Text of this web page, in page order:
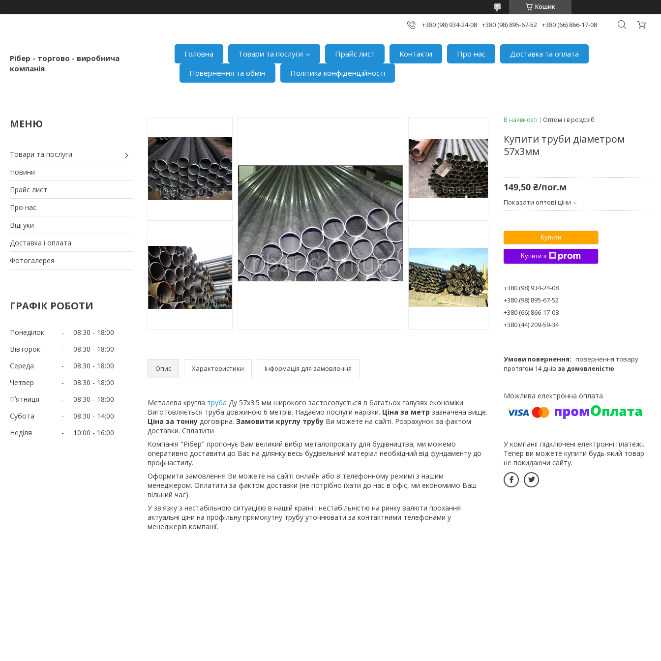
Кошик
+380 (98) 934-24-08 +380 (98) 895-67-52 +380 (66) 866-17-08
Рібер - торгово - виробнича
компанія
Головна Товари та послуги Прайс лист Контакти Про нас
Доставка та оплата
Повернення та обмін
Політика конфіденційності
Товари та послуги
Новини
Прайс лист
Про нас
Відгуки
Доставка і оплата
Фотогалерея
ГРАФІК РОБОТИ
Понеділок 08:30
18:00
Вівторок
08:30
18:00
Середа
08:30
18:00
Четвер
08:30
18:00
Пʼятниця
08:30
18:00
Субота
08:30
14:00
Неділя
10:00 16:00
Опис Характеристики Інформація для замовлення
Металева кругла труба Ду 57х3.5 мм широкого застосовується в багатьох галузях економіки.
Виготовляється труба довжиною 6 метрів. Надаємо послуги нарізки. Ціна за метр зазначена вище.
Ціна за тонну договірна. Замовити круглу трубу Ви можете на сайті. Розрахунок за фактом
доставки. Сплатити
Компанія "Рібер" пропонує Вам великий вибір металопрокату для будівництва, ми можемо
оперативно доставити до Вас на ділянку весь будівельний матеріал необхідний від фундаменту до
профнастилу.
Оформити замовлення Ви можете на сайті онлайн або в телефонному режимі з нашим
менеджером. Оплатити за фактом доставки (не потрібно їхати до нас в офіс, ми економимо Ваш
вільний час).
У зв'язку з нестабільною ситуацією в нашій країні і нестабільністю на ринку валюти прохання
актуальні ціни на профільну прямокутну трубу уточнювати за контактними телефонами у
менеджерів компанії.
В наявності Оптом і в роздріб
Купити труби діаметром
57х3мм
149,50 ₴/пог.м
Показати оптові ціни
Купити
Купити з
+380 (98) 934-24-08
+380 (98) 895-67-52
+380 (66) 866-17-08
+380 (44) 209-59-34
повернення товару
протягом 14 днів за домовленістю
У компанії підключені електронні платежі.
Тепер ви можете купити будь-який товар
не покидаючи сайту.